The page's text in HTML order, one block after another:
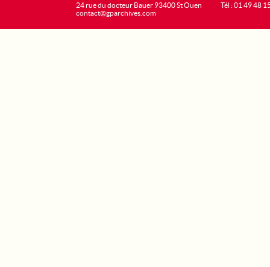
24 rue du docteur Bauer 93400 St Ouen
contact@gparchives.com
Tél : 01 49 48